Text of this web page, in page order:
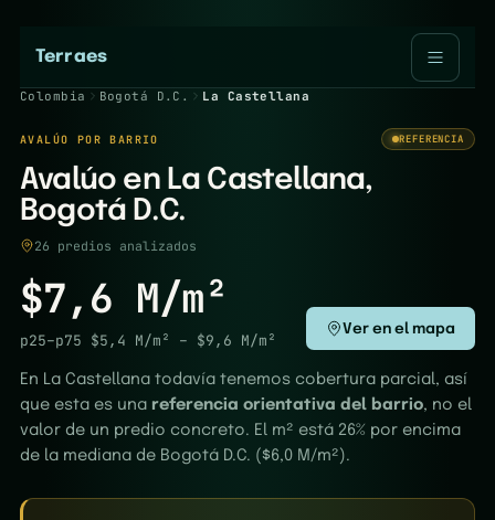
Terraes
Colombia Bogotá D.C. La Castellana
AVALÚO POR BARRIO REFERENCIA
Avalúo en La Castellana,
Bogotá D.C.
26 predios analizados
$7,6 M/m²
p25–p75 $5,4 M/m² – $9,6 M/m²
Ver en el mapa
En La Castellana todavía tenemos cobertura parcial, así
que esta es una referencia orientativa del barrio, no el
valor de un predio concreto. El m² está 26% por encima
de la mediana de Bogotá D.C. ($6,0 M/m²).